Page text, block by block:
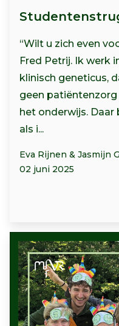
“Wilt u zich even
Fred Petrij. Ik werk
klinisch geneticus,
geen patiëntenzorg
het onderwijs. Daar
als i...
Eva Rijnen & Jasmijn
02 juni 2025